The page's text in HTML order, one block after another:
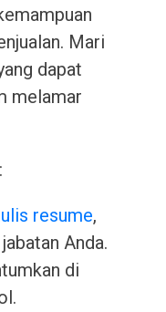
Mari
dapat
melamar
resume,
Anda.
di